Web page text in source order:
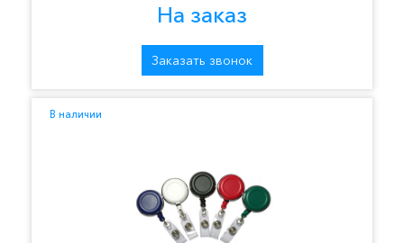
На заказ
Заказать звонок
В наличии